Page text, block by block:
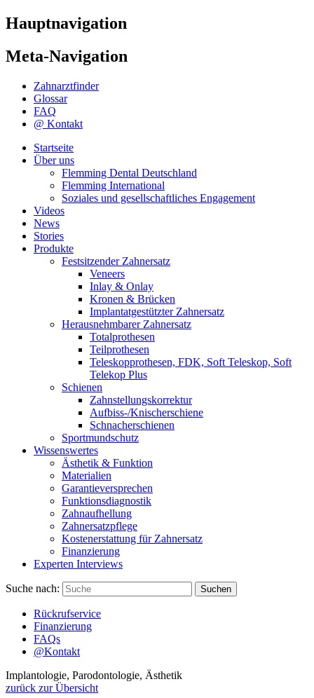
Hauptnavigation
Meta-Navigation
Zahnarztfinder
Glossar
FAQ
@ Kontakt
Startseite
Über uns
Flemming Dental Deutschland
Flemming International
Soziales und gesellschaftliches Engagement
Videos
News
Stories
Produkte
Festsitzender Zahnersatz
Veneers
Inlay & Onlay
Kronen & Brücken
Implantatgestützter Zahnersatz
Herausnehmbarer Zahnersatz
Totalprothesen
Teilprothesen
Teleskopprothesen, FDK, Soft Teleskop, Soft
Telekop Plus
Schienen
Zahnstellungskorrektur
Aufbiss-/Knischerschiene
Schnacherschienen
Sportmundschutz
Wissenswertes
Ästhetik & Funktion
Materialien
Garantieversprechen
Funktionsdiagnostik
Zahnaufhellung
Zahnersatzpflege
Kostenerstattung für Zahnersatz
Finanzierung
Experten Interviews
Suche nach: Suchen
Rückrufservice
Finanzierung
FAQs
@Kontakt
Implantologie, Parodontologie, Ästhetik
zurück zur Übersicht